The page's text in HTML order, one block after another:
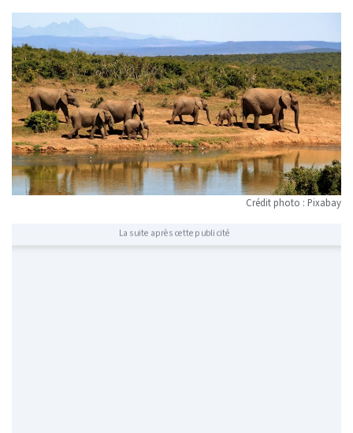
Crédit photo : Pixabay
La suite après cette publicité